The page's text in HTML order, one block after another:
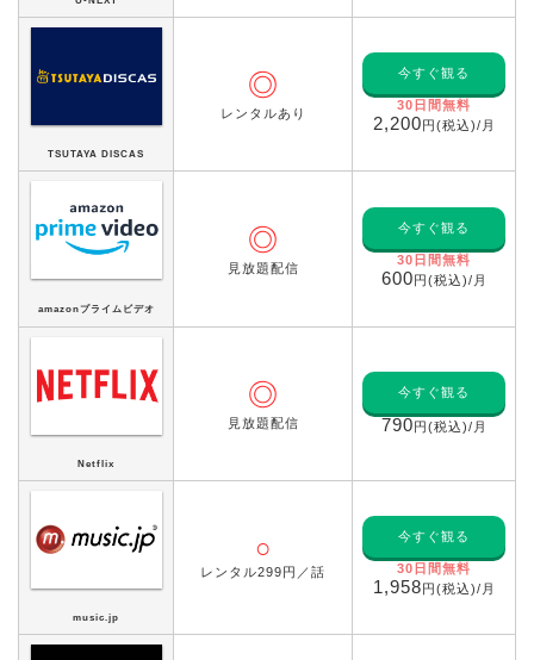
TSUTAYA DISCAS
◎
レンタルあり
今すぐ観る
30日間無料
2,200円(税込)/月
amazonプライムビデオ
◎
見放題配信
今すぐ観る
30日間無料
600円(税込)/月
Netflix
◎
見放題配信
今すぐ観る
790円(税込)/月
music.jp
○
レンタル299円／話
今すぐ観る
30日間無料
1,958円(税込)/月